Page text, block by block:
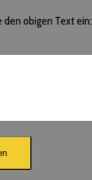
den obigen Text ein: